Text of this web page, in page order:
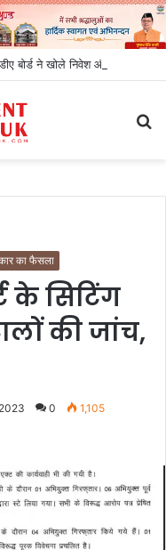
का फैसला
के सिटिंग
की जांच,
0 1,105